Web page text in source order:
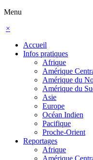
Menu
×
Accueil
Infos pratiques
Afrique
Amérique
Amérique du
Amérique du
Asie
Europe
Océan Indien
Pacifique
Proche-Orient
Reportages
Afrique
Amérique